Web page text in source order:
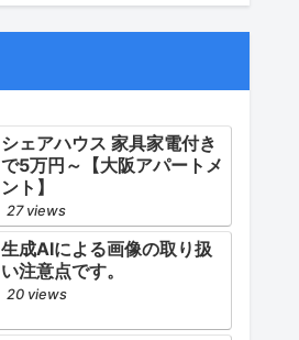
的ケアの軸となります。
シェアハウス 家具家電付き
で5万円～【大阪アパートメ
ント】
27 views
生成AIによる画像の取り扱
い注意点です。
20 views